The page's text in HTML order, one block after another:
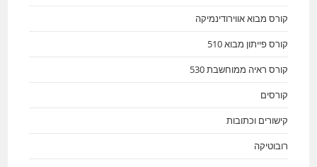
קורס מבוא אווירודינמיקה
קורס פייתון מבוא 510
קורס ראיה ממוחשבת 530
קורסים
קישורים וכתובות
רובוטיקה